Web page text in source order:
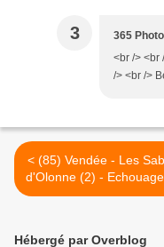
3 365
<br /> <br
/> <br />
< (85) Vendée - Les Sables
d'Olonne (2) - Echouage
Cargo Artemis
Hébergé par Overblog